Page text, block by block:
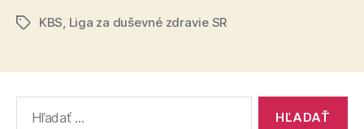
SR
iniciatíve
Značky
KBS, Liga za duševné zdravie SR